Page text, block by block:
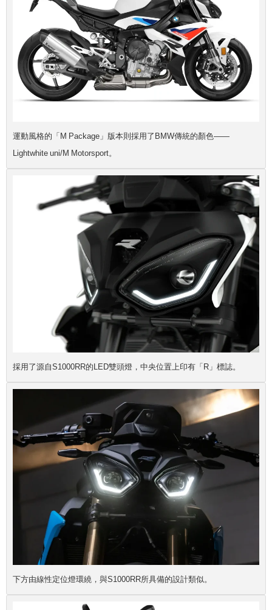
運動風格的「M Package」版本則採用了BMW傳統的顏色——
Lightwhite uni/M Motorsport。
採用了源自S1000RR的LED雙頭燈，中央位置上印有「R」標誌。
下方由線性定位燈環繞，與S1000RR所具備的設計類似。